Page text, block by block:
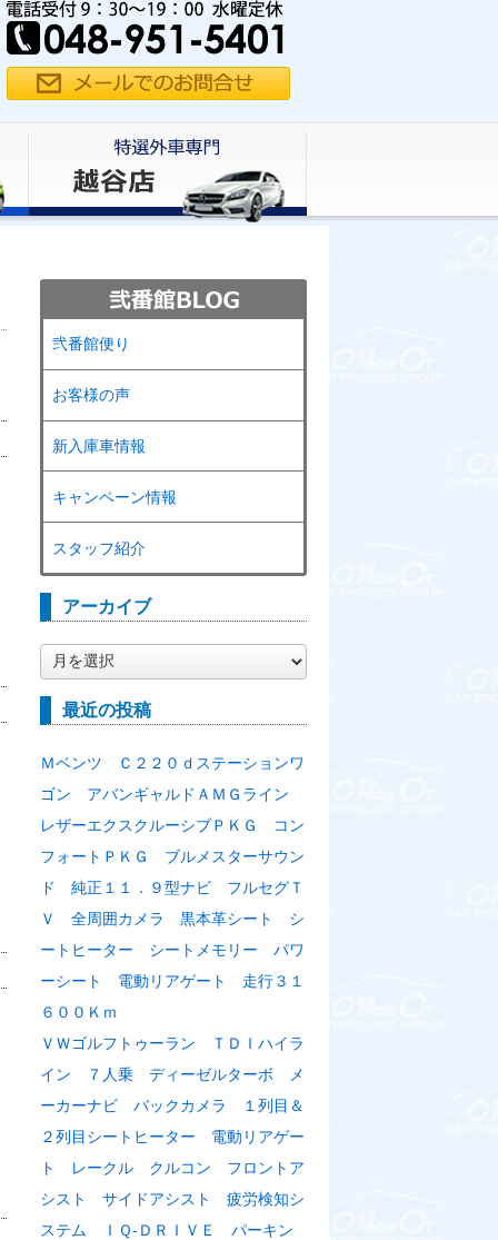
弐番館便り
お客様の声
新入庫車情報
キャンペーン情報
スタッフ紹介
アーカイブ
ー
カ
イ
最近の投稿
Ｍベンツ Ｃ２２０ｄステーションワ
ゴン アバンギャルドＡＭＧライン
レザーエクスクルーシブＰＫＧ コン
フォートＰＫＧ ブルメスターサウン
ド 純正１１．９型ナビ フルセグＴ
Ｖ 全周囲カメラ 黒本革シート シ
ートヒーター シートメモリー パワ
ーシート 電動リアゲート 走行３１
６００Ｋｍ
ＶＷゴルフトゥーラン ＴＤＩハイラ
イン ７人乗 ディーゼルターボ メ
ーカーナビ バックカメラ １列目＆
２列目シートヒーター 電動リアゲー
ト レークル クルコン フロントア
シスト サイドアシスト 疲労検知シ
ステム ＩＱ-ＤＲＩＶＥ パーキン